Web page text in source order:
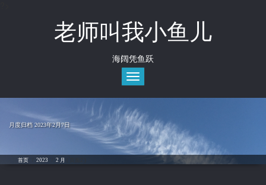
老师叫我小鱼儿
海阔凭鱼跃
Toggle
navigation
月度归档 2023年2月7日
首页 2023 2 月